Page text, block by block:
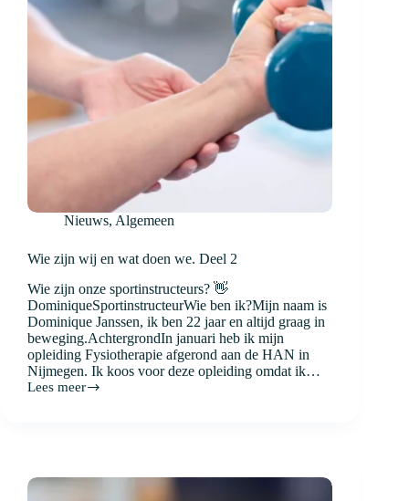
Nieuws, Algemeen
Wie zijn wij en wat doen we. Deel 2
Wie zijn onze sportinstructeurs? 👋
DominiqueSportinstructeurWie ben ik?Mijn naam is
Dominique Janssen, ik ben 22 jaar en altijd graag in
beweging.AchtergrondIn januari heb ik mijn
opleiding Fysiotherapie afgerond aan de HAN in
Nijmegen. Ik koos voor deze opleiding omdat ik…
Lees meer
Wie
we.